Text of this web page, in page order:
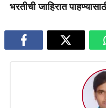
भरतीची जाहिरात